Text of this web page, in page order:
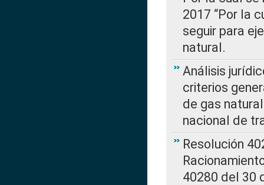
2017 “Por la
seguir para
natural.
Análisis
criterios
de gas
nacional de
Resolución
40280 del 30